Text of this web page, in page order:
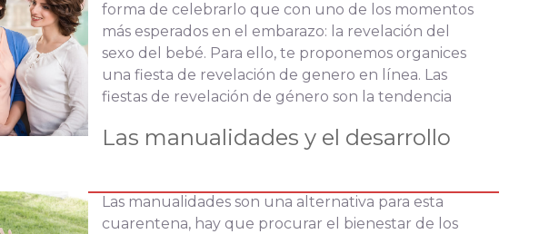
forma de celebrarlo que con uno de los momentos
más esperados en el embarazo: la revelación del
sexo del bebé. Para ello, te proponemos organices
una fiesta de revelación de genero en línea. Las
fiestas de revelación de género son la tendencia
Las manualidades y el desarrollo
Las manualidades son una alternativa para esta
cuarentena, hay que procurar el bienestar de los